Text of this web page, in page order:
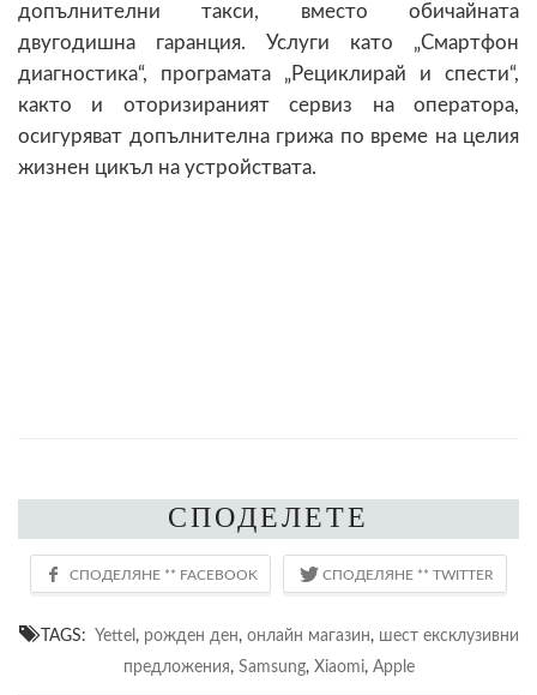
допълнителни такси, вместо обичайната
двугодишна гаранция. Услуги като „Смартфон
диагностика“, програмата „Рециклирай и спести“,
както и оторизираният сервиз на оператора,
осигуряват допълнителна грижа по време на целия
жизнен цикъл на устройствата.
СПОДЕЛЕТЕ
TAGS: Yettel , рожден ден, онлайн магазин, шест ексклузивни
предложения, Samsung, Xiaomi, Apple